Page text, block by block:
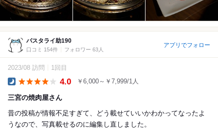
パスタライ助190
口コミ 154件 フォロワー 63人
アプリでフォロー
2023/08 訪問 1回目
4.0 ￥6,000～￥7,999/1人
三宮の焼肉屋さん
昔の投稿が情報不足すぎて、どう載せていいかわかってなったよ
うなので、写真載せるのに編集し直しました。